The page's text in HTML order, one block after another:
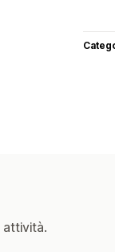
attività.